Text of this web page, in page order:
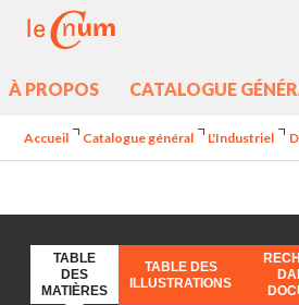
À PROPOS CATALOGUE
Accueil Catalogue général L'Industriel
TABLE
DES
MATIÈRES
TABLE DES
ILLUSTRATIONS